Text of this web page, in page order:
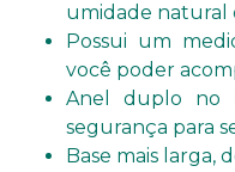
umidade natural
Possui um
você poder
Anel duplo no
segurança para
Base mais larga,